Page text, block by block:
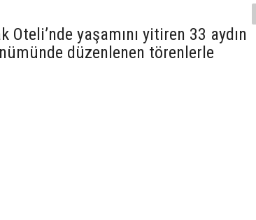
Oteli’nde yaşamını yitiren 33 aydın
düzenlenen törenlerle